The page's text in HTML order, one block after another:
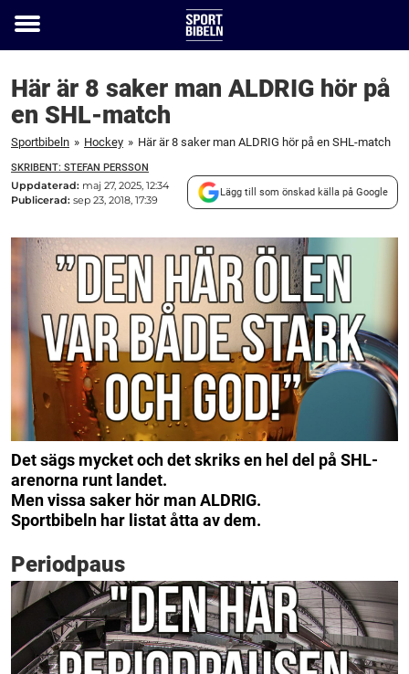
Toggle
Här är 8 saker man ALDRIG hör på
en SHL-match
Sportbibeln » Hockey » Här är 8 saker man ALDRIG hör på en SHL-match
SKRIBENT: STEFAN PERSSON
Uppdaterad: maj 27, 2025, 12:34
Publicerad: sep 23, 2018, 17:39
Lägg till som önskad källa på Google
Det sägs mycket och det skriks en hel del på SHL-
arenorna runt landet.
Men vissa saker hör man ALDRIG.
Sportbibeln har listat åtta av dem.
Periodpaus